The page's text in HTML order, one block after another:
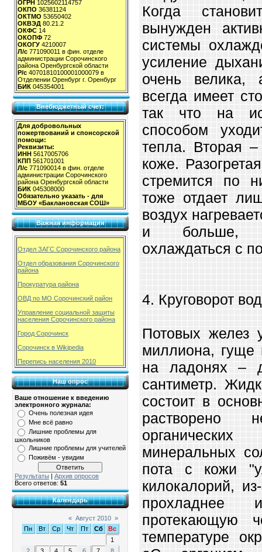
ОГРН 1025602114757
ОКПО 36381124
ОКТМО 53650402
ОКВЭД 80.21.2
ОКФС 14
ОКОПФ 72
ОКОГУ 4210007
Л/с 771090011 в фин. отделе
администрации Сорочинского
района Оренбургской области
Р/с 40701810100001000079 в
Отделении Оренбург г. Оренбург
БИК 045354001
Внебюджетный счет:
Для добровольных
пожертвований и спонсорской
помощи:
Реквизиты:
ИНН 5617005706
КПП 561701001
Л/с 771090014 в фин. отделе
администрации Сорочинского
района Оренбургской области
БИК 045308000
Обязательно указать - для
МБОУ «Баклановская СОШ»
Важная информация
Отдел ЗАГС Сорочинского района
Отдел образования Сорочинского
района
Прокуратура района
ОВД по МО Сорочинский район
Управление социальной защиты
населения Сорочинского района
Город Сорочинск
Сорочинск в Wikipedia
Перепись населения 2010
Наш опрос
Ваше отношение к введению
электронного журнала:
Очень полезная идея
Мне всё равно
Лишние проблемы для
школьников
Лишние проблемы для учителей
Поживём - увидим
Результаты
Архив опросов
Всего ответов: 51
Календарь
« Август 2010 »
Пн
Вт Ср Чт Пт Сб
Вс
1
Когда
вынужден
системы
усиление
очень велика,
всегда имеет
так что на
способом
тепла. Вторая
коже.
стремится по
тоже отдает
воздух
и больше,
охлаждаться с
4. Круговорот
Потовых желез
миллиона, гуще
на ладонях –
сантиметр.
состоит в
растворено
минеральных
пота с кожи
килокалорий,
прохладнее
протекающую
температуре